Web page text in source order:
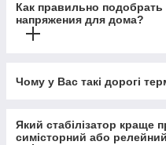
Как правильно
напряжения для дома?
Чому у Вас такі дорогі
Який стабілізатор краще
симісторний або